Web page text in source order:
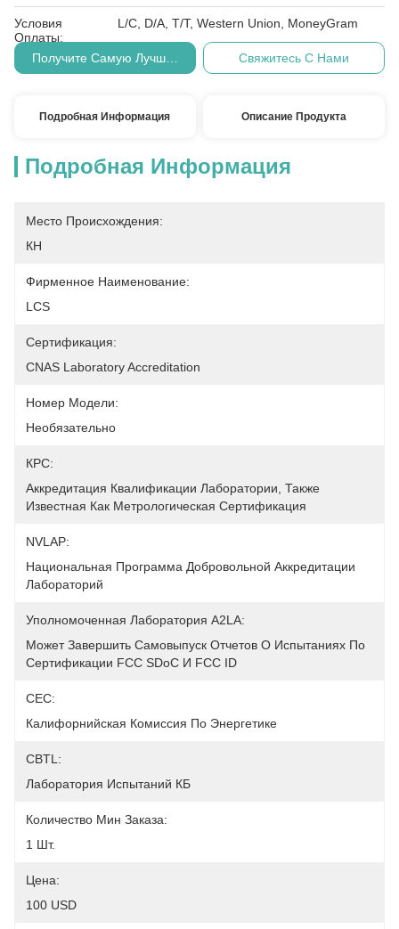
Условия
Оплаты:
L/C, D/A, T/T, Western Union, MoneyGram
Получите Самую Лучшую Цену Свяжитесь С Нами
Подробная Информация Описание Продукта
Подробная Информация
Место Происхождения:
КН
Фирменное Наименование:
LCS
Сертификация:
CNAS Laboratory Accreditation
Номер Модели:
Необязательно
КРС:
Аккредитация Квалификации Лаборатории, Также
Известная Как Метрологическая Сертификация
NVLAP:
Национальная Программа Добровольной Аккредитации
Лабораторий
Уполномоченная Лаборатория A2LA:
Может Завершить Самовыпуск Отчетов О Испытаниях По
Сертификации FCC SDoC И FCC ID
CEC:
Калифорнийская Комиссия По Энергетике
CBTL:
Лаборатория Испытаний КБ
Количество Мин Заказа:
1 Шт.
Цена:
100 USD